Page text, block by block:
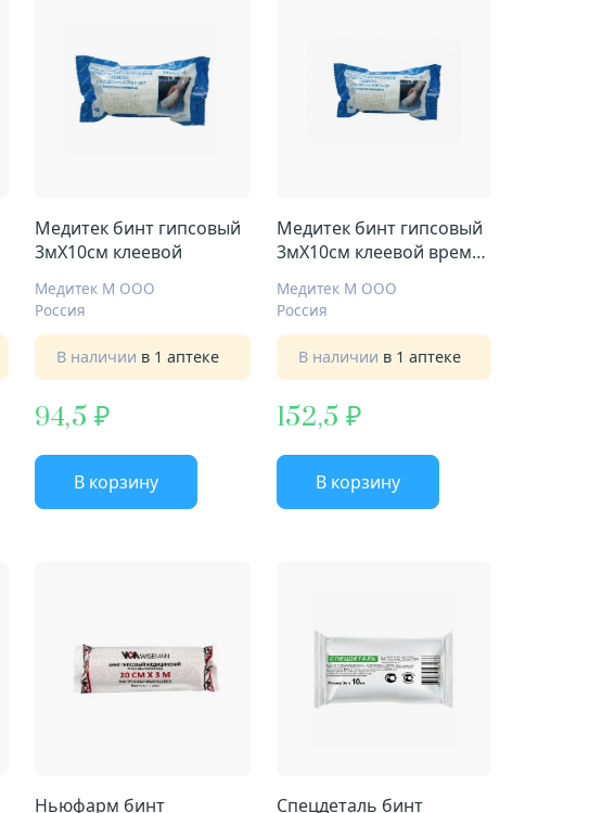
Медитек бинт гипсовый
3мX10см клеевой
Медитек М ООО
Россия
В наличии в 1 аптеке
94,5
В корзину
Медитек бинт гипсовый
3мX10см клеевой время
Медитек М ООО
Россия
В наличии в 1 аптеке
152,5
В корзину
Ньюфарм бинт
Спецдеталь бинт